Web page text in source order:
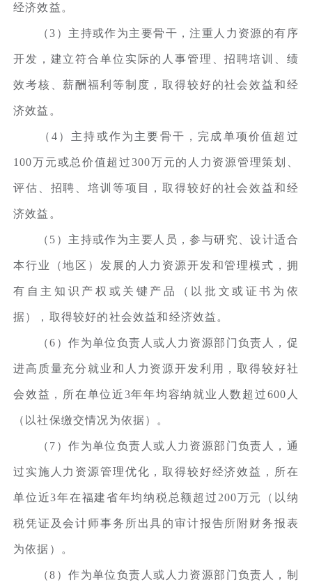
经济效益。
（3）主持或作为主要骨干，注重人力资源的有序
开发，建立符合单位实际的人事管理、招聘培训、绩
效考核、薪酬福利等制度，取得较好的社会效益和经
济效益。
（4）主持或作为主要骨干，完成单项价值超过
100万元或总价值超过300万元的人力资源管理策划、
评估、招聘、培训等项目，取得较好的社会效益和经
济效益。
（5）主持或作为主要人员，参与研究、设计适合
本行业（地区）发展的人力资源开发和管理模式，拥
有自主知识产权或关键产品（以批文或证书为依
据），取得较好的社会效益和经济效益。
（6）作为单位负责人或人力资源部门负责人，促
进高质量充分就业和人力资源开发利用，取得较好社
会效益，所在单位近3年年均容纳就业人数超过600人
（以社保缴交情况为依据）。
（7）作为单位负责人或人力资源部门负责人，通
过实施人力资源管理优化，取得较好经济效益，所在
单位近3年在福建省年均纳税总额超过200万元（以纳
税凭证及会计师事务所出具的审计报告所附财务报表
为依据）。
（8）作为单位负责人或人力资源部门负责人，制